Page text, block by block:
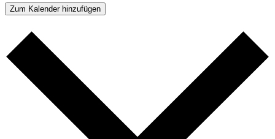
Zum Kalender hinzufügen